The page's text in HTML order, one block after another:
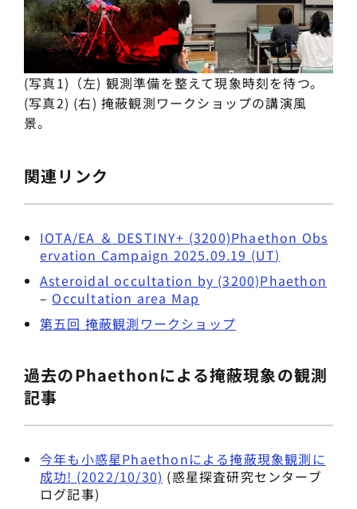
(写真1)（左) 観測準備を整えて現象時刻を待つ。
(写真2) (右) 掩蔽観測ワークショップの講演風
景。
関連リンク
IOTA/EA ＆ DESTINY+ (3200)Phaethon Obs
ervation Campaign 2025.09.19 (UT)
Asteroidal occultation by (3200)Phaethon
– Occultation area Map
第五回 掩蔽観測ワークショップ
過去のPhaethonによる掩蔽現象の観測
記事
今年も小惑星Phaethonによる掩蔽現象観測に
成功! (2022/10/30) (惑星探査研究センターブ
ログ記事)